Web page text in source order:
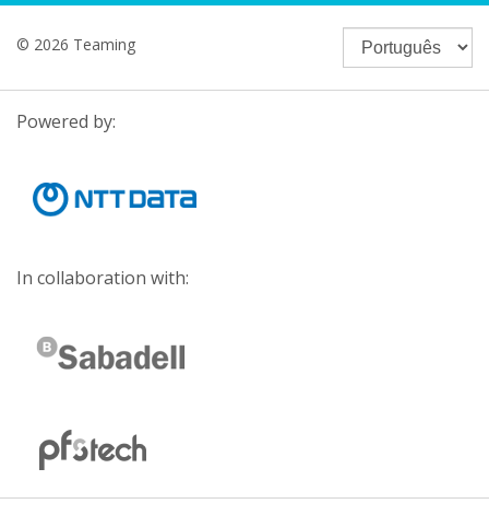
© 2026 Teaming
Powered by:
In collaboration with: